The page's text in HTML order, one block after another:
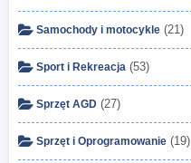
Samochody i motocykle (21)
Sport i Rekreacja (53)
Sprzęt AGD (27)
Sprzęt i Oprogramowanie (19)